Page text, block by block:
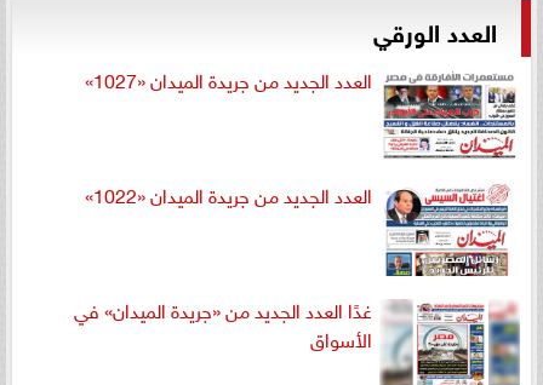
العدد الورقي
العدد الجديد من جريدة الميدان «1027»
العدد الجديد من جريدة الميدان «1022»
غدًا العدد الجديد من «جريدة الميدان» في
الأسواق